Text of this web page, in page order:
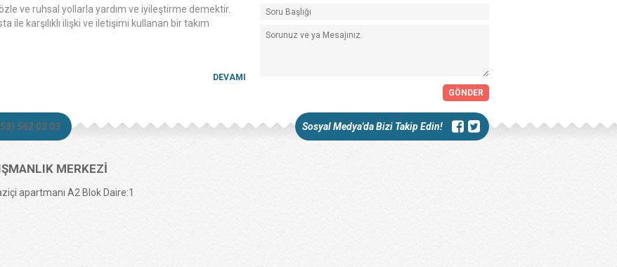
DEVAMI
Gücü
DEVAMI
ve ruhsal yollarla yardım ve iyileştirme demektir.
ile karşılıklı ilişki ve iletişimi kullanan bir takım
DEVAMI
562 03 03 Sosyal Medya'da Bizi Takip Edin!
MERKEZİ
apartmanı A2 Blok Daire:1